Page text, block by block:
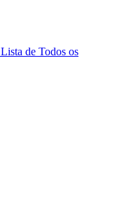
Lista de Todos os